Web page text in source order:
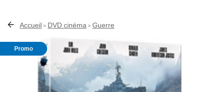
Accueil > DVD cinéma > Guerre
Promo